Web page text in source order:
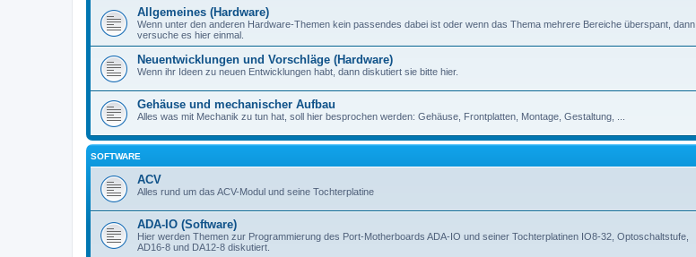
Allgemeines (Hardware)
Wenn unter den anderen Hardware-Themen kein passendes dabei ist oder wenn das Thema mehrere Bereiche überspant, dann
versuche es hier einmal.
Neuentwicklungen und Vorschläge (Hardware)
Wenn ihr Ideen zu neuen Entwicklungen habt, dann diskutiert sie bitte hier.
Gehäuse und mechanischer Aufbau
Alles was mit Mechanik zu tun hat, soll hier besprochen werden: Gehäuse, Frontplatten, Montage, Gestaltung, ...
SOFTWARE
ACV
Alles rund um das ACV-Modul und seine Tochterplatine
ADA-IO (Software)
Hier werden Themen zur Programmierung des Port-Motherboards ADA-IO und seiner Tochterplatinen IO8-32, Optoschaltstufe,
AD16-8 und DA12-8 diskutiert.